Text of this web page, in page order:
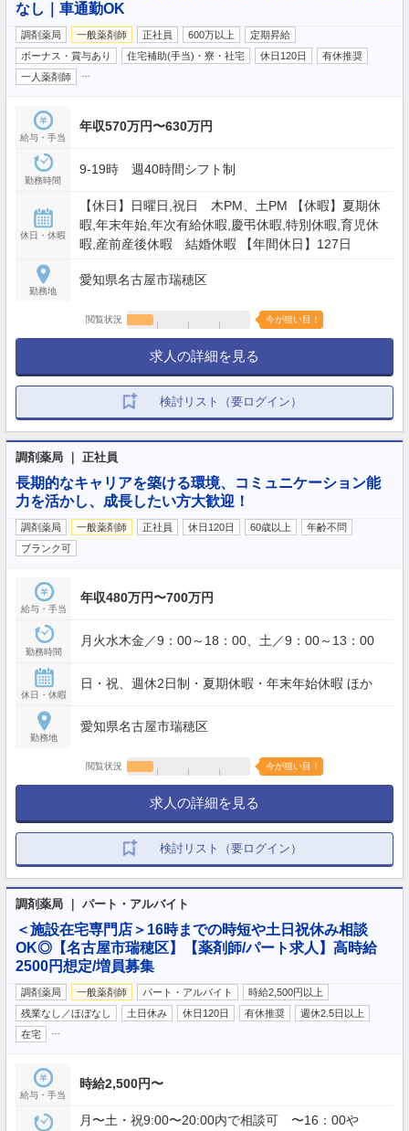
なし｜車通勤OK
調剤薬局 一般薬剤師 正社員 600万以上
定期昇給
ボーナス・賞与あり
住宅補助(手当)・寮・社宅 休日120日
有休推奨
一人薬剤師
給与・手当
年収570万円〜630万円
勤務時間
9-19時 週40時間シフト制
休日・休暇
【休日】日曜日,祝日 木PM、土PM 【休暇】夏期休
暇,年末年始,年次有給休暇,慶弔休暇,特別休暇,育児休
暇,産前産後休暇 結婚休暇 【年間休日】127日
勤務地
愛知県名古屋市瑞穂区
閲覧状況 今が狙い目！
求人の詳細を見る
検討リスト（要ログイン）
調剤薬局 ｜ 正社員
長期的なキャリアを築ける環境、コミュニケーション能
力を活かし、成長したい方大歓迎！
調剤薬局 一般薬剤師 正社員 休日120日 60歳以上
年齢不問
ブランク可
給与・手当
年収480万円〜700万円
勤務時間
月火水木金／9：00～18：00、土／9：00～13：00
休日・休暇
日・祝、週休2日制・夏期休暇・年末年始休暇 ほか
勤務地
愛知県名古屋市瑞穂区
閲覧状況 今が狙い目！
求人の詳細を見る
検討リスト（要ログイン）
調剤薬局 ｜ パート・アルバイト
＜施設在宅専門店＞16時までの時短や土日祝休み相談
OK◎【名古屋市瑞穂区】【薬剤師/パート求人】高時給
2500円想定/増員募集
調剤薬局 一般薬剤師 パート・アルバイト
時給2,500円以上
残業なし／ほぼなし
土日休み 休日120日 有休推奨
週休2.5日以上
在宅
給与・手当
時給2,500円〜
月〜土・祝9:00〜20:00内で相談可 〜16：00や